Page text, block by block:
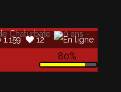
1,159 12
80%